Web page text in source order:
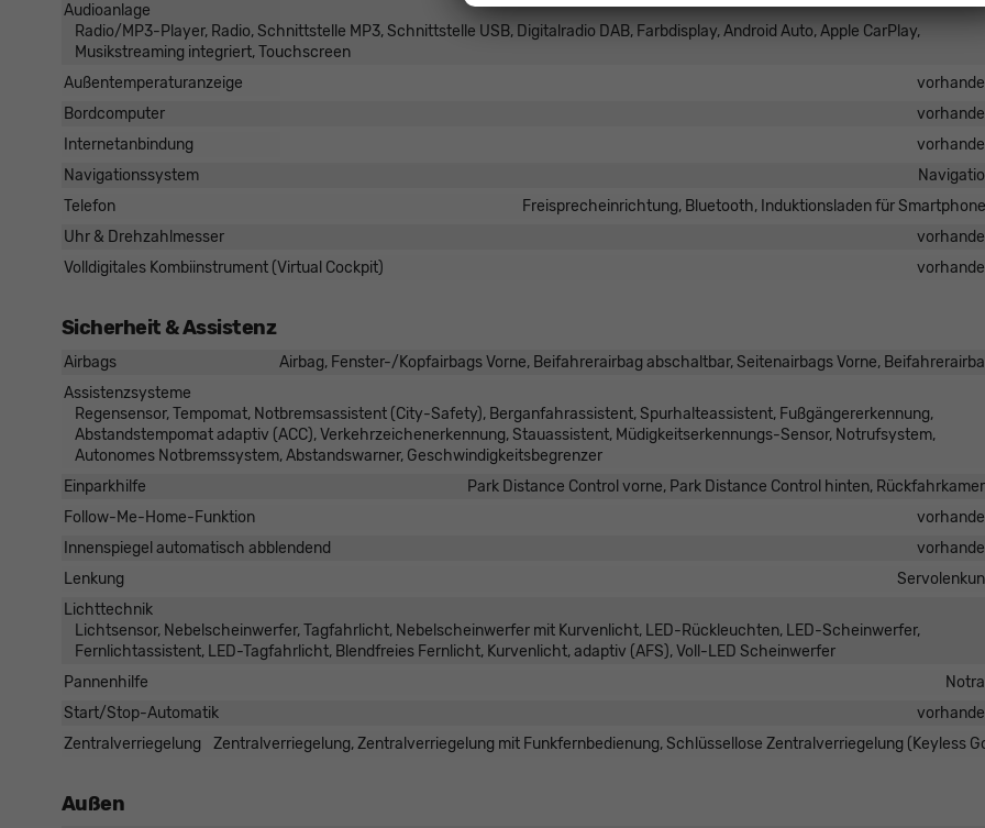
Audioanlage
Radio/MP3-Player, Radio, Schnittstelle MP3, Schnittstelle USB, Digitalradio DAB, Farbdisplay, Android Auto, Apple CarPlay,
Musikstreaming integriert, Touchscreen
Außentemperaturanzeige
Bordcomputer
Internetanbindung
Navigationssystem
Telefon
Freisprecheinrichtung, Bluetooth, Induktionsladen für
Uhr & Drehzahlmesser
Volldigitales Kombiinstrument (Virtual Cockpit)
Sicherheit & Assistenz
Airbags
Airbag, Fenster-/Kopfairbags Vorne, Beifahrerairbag abschaltbar, Seitenairbags Vorne,
Assistenzsysteme
Regensensor, Tempomat, Notbremsassistent (City-Safety), Berganfahrassistent, Spurhalteassistent, Fußgängererkennung,
Abstandstempomat adaptiv (ACC), Verkehrzeichenerkennung, Stauassistent, Müdigkeitserkennungs-Sensor, Notrufsystem,
Autonomes Notbremssystem, Abstandswarner, Geschwindigkeitsbegrenzer
Einparkhilfe
Park Distance Control vorne, Park Distance Control hinten,
Follow-Me-Home-Funktion
Innenspiegel automatisch abblendend
Lenkung
Lichttechnik
Lichtsensor, Nebelscheinwerfer, Tagfahrlicht, Nebelscheinwerfer mit Kurvenlicht, LED-Rückleuchten, LED-Scheinwerfer,
Fernlichtassistent, LED-Tagfahrlicht, Blendfreies Fernlicht, Kurvenlicht, adaptiv (AFS), Voll-LED Scheinwerfer
Pannenhilfe
Start/Stop-Automatik
Zentralverriegelung
Zentralverriegelung, Zentralverriegelung mit Funkfernbedienung, Schlüssellose Zentralverriegelung (Keyless
Außen